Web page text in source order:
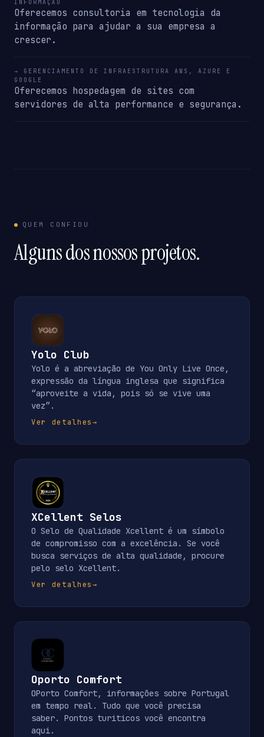
INFORMAÇÃO
Oferecemos consultoria em tecnologia da
informação para ajudar a sua empresa a
crescer.
→ GERENCIAMENTO DE INFRAESTRUTURA AWS, AZURE E
GOOGLE
Oferecemos hospedagem de sites com
servidores de alta performance e segurança.
QUEM CONFIOU
Alguns dos nossos projetos.
Yolo Club
Yolo é a abreviação de You Only Live Once,
expressão da língua inglesa que significa
“aproveite a vida, pois só se vive uma
vez”.
Ver detalhes→
XCellent Selos
O Selo de Qualidade Xcellent é um símbolo
de compromisso com a excelência. Se você
busca serviços de alta qualidade, procure
pelo selo Xcellent.
Ver detalhes→
Oporto Comfort
OPorto Comfort, informações sobre Portugal
em tempo real. Tudo que você precisa
saber. Pontos turiticos você encontra
aqui.